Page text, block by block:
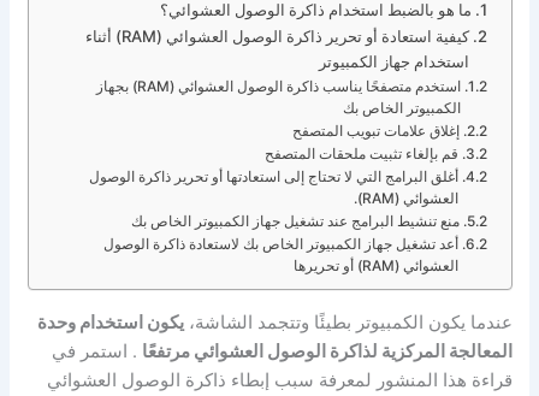
ما هو بالضبط استخدام ذاكرة الوصول العشوائي؟
كيفية استعادة أو تحرير ذاكرة الوصول العشوائي (RAM) أثناء
استخدام جهاز الكمبيوتر
استخدم متصفحًا يناسب ذاكرة الوصول العشوائي (RAM) بجهاز
الكمبيوتر الخاص بك
إغلاق علامات تبويب المتصفح
قم بإلغاء تثبيت ملحقات المتصفح
أغلق البرامج التي لا تحتاج إلى استعادتها أو تحرير ذاكرة الوصول
العشوائي (RAM).
منع تنشيط البرامج عند تشغيل جهاز الكمبيوتر الخاص بك
أعد تشغيل جهاز الكمبيوتر الخاص بك لاستعادة ذاكرة الوصول
العشوائي (RAM) أو تحريرها
عندما يكون الكمبيوتر بطيئًا وتتجمد الشاشة،يكون استخدام وحدة
المعالجة المركزية لذاكرة الوصول العشوائي مرتفعًا . استمر في
قراءة هذا المنشور لمعرفة سبب إبطاء ذاكرة الوصول العشوائي